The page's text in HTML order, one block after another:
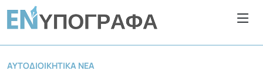
ΑΥΤΟΔΙΟΙΚΗΤΙΚΆ ΝΈΑ